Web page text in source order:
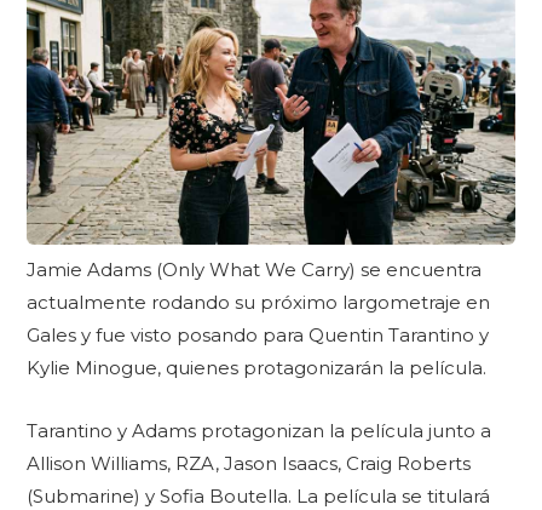
Jamie Adams (Only What We Carry) se encuentra
actualmente rodando su próximo largometraje en
Gales y fue visto posando para Quentin Tarantino y
Kylie Minogue, quienes protagonizarán la película.
Tarantino y Adams protagonizan la película junto a
Allison Williams, RZA, Jason Isaacs, Craig Roberts
(Submarine) y Sofia Boutella. La película se titulará